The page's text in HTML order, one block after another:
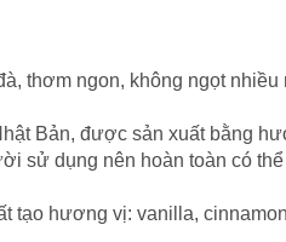
thơm ngon, không ngọt nhiều
Bản, được sản xuất bằng
sử dụng nên hoàn toàn có thể
tạo hương vị: vanilla,